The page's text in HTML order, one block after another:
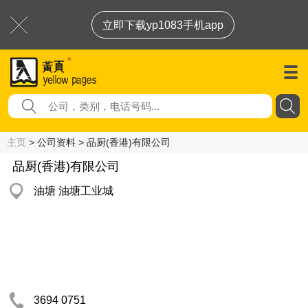
立即下载yp1083手机app
主页 > 公司资料 > 品厨(香港)有限公司
品厨(香港)有限公司
油塘 油塘工业城
3694 0751